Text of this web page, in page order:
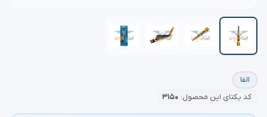
الفا
کد یکتای این محصول: ۳۱۵۰